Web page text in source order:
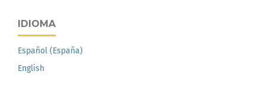
IDIOMA
Español (España)
English